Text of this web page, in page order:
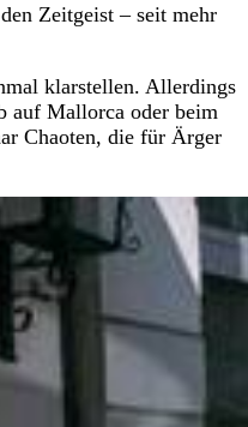
Zeitgeist – seit mehr
klarstellen. Allerdings
auf Mallorca oder beim
Chaoten, die für Ärger